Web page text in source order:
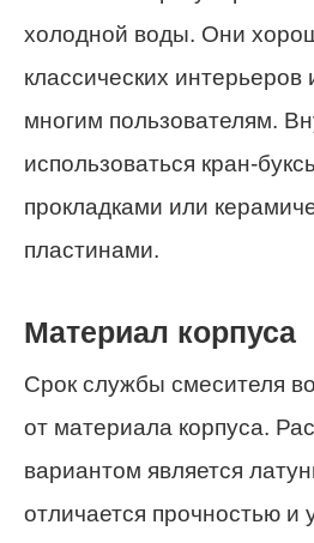
холодной воды. Они
классических
многим пользователям.
использоваться кран-
прокладками или
пластинами.
Материал корпуса
Срок службы смесителя
от материала корпуса.
вариантом является
отличается прочностью и